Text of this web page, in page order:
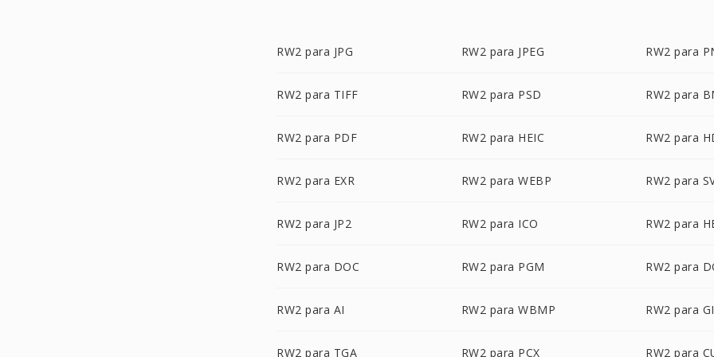
RW2 para JPG RW2 para JPEG RW2 para
RW2 para TIFF RW2 para PSD RW2 para
RW2 para PDF RW2 para HEIC RW2 para
RW2 para EXR RW2 para WEBP RW2 para
RW2 para JP2 RW2 para ICO RW2 para
RW2 para DOC RW2 para PGM RW2 para
RW2 para AI RW2 para WBMP RW2 para
RW2 para TGA RW2 para PCX RW2 para